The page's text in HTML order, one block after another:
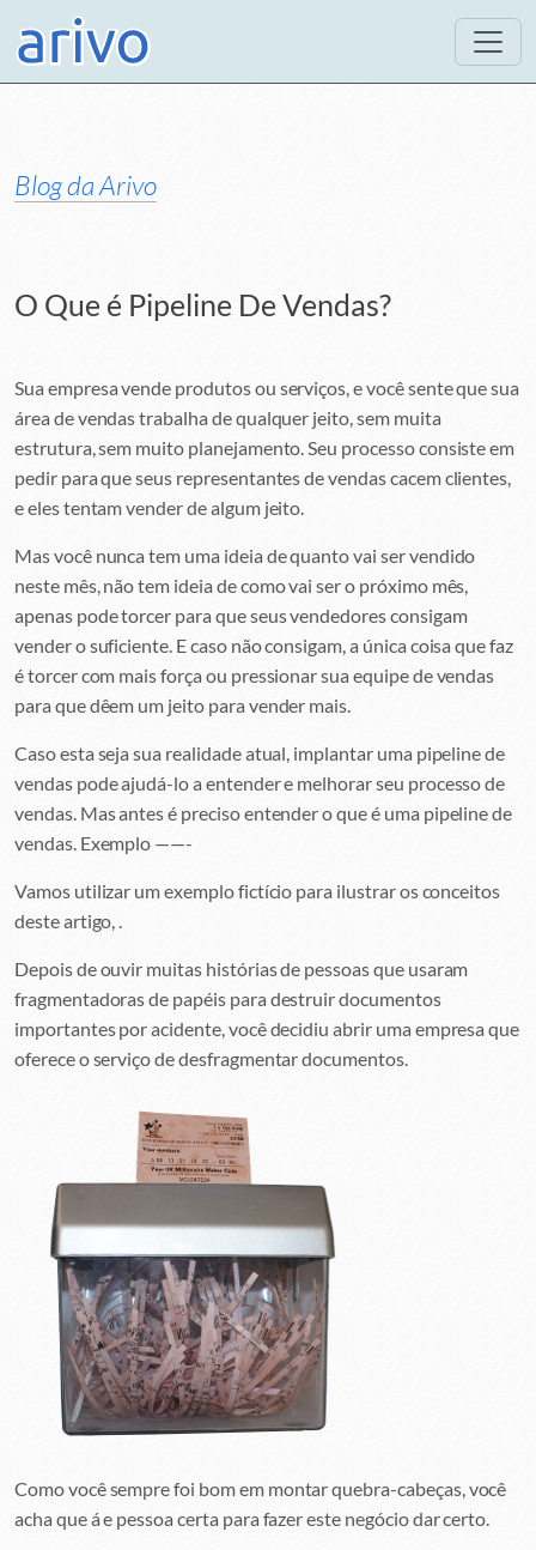
Blog da Arivo
O Que é Pipeline De Vendas?
Sua empresa vende produtos ou serviços, e você sente que sua
área de vendas trabalha de qualquer jeito, sem muita
estrutura, sem muito planejamento. Seu processo consiste em
pedir para que seus representantes de vendas cacem clientes,
e eles tentam vender de algum jeito.
Mas você nunca tem uma ideia de quanto vai ser vendido
neste mês, não tem ideia de como vai ser o próximo mês,
apenas pode torcer para que seus vendedores consigam
vender o suficiente. E caso não consigam, a única coisa que faz
é torcer com mais força ou pressionar sua equipe de vendas
para que dêem um jeito para vender mais.
Caso esta seja sua realidade atual, implantar uma pipeline de
vendas pode ajudá-lo a entender e melhorar seu processo de
vendas. Mas antes é preciso entender o que é uma pipeline de
vendas. Exemplo ——-
Vamos utilizar um exemplo fictício para ilustrar os conceitos
deste artigo, .
Depois de ouvir muitas histórias de pessoas que usaram
fragmentadoras de papéis para destruir documentos
importantes por acidente, você decidiu abrir uma empresa que
oferece o serviço de desfragmentar documentos.
Como você sempre foi bom em montar quebra-cabeças, você
acha que á e pessoa certa para fazer este negócio dar certo.